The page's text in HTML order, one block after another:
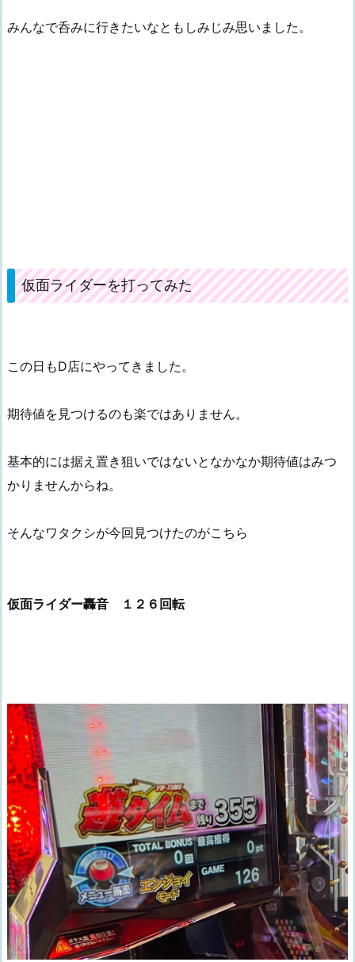
みんなで呑みに行きたいなともしみじみ思いました。
仮面ライダーを打ってみた
この日もD店にやってきました。
期待値を見つけるのも楽ではありません。
基本的には据え置き狙いではないとなかなか期待値はみつ
かりませんからね。
そんなワタクシが今回見つけたのがこちら
仮面ライダー轟音 １２６回転